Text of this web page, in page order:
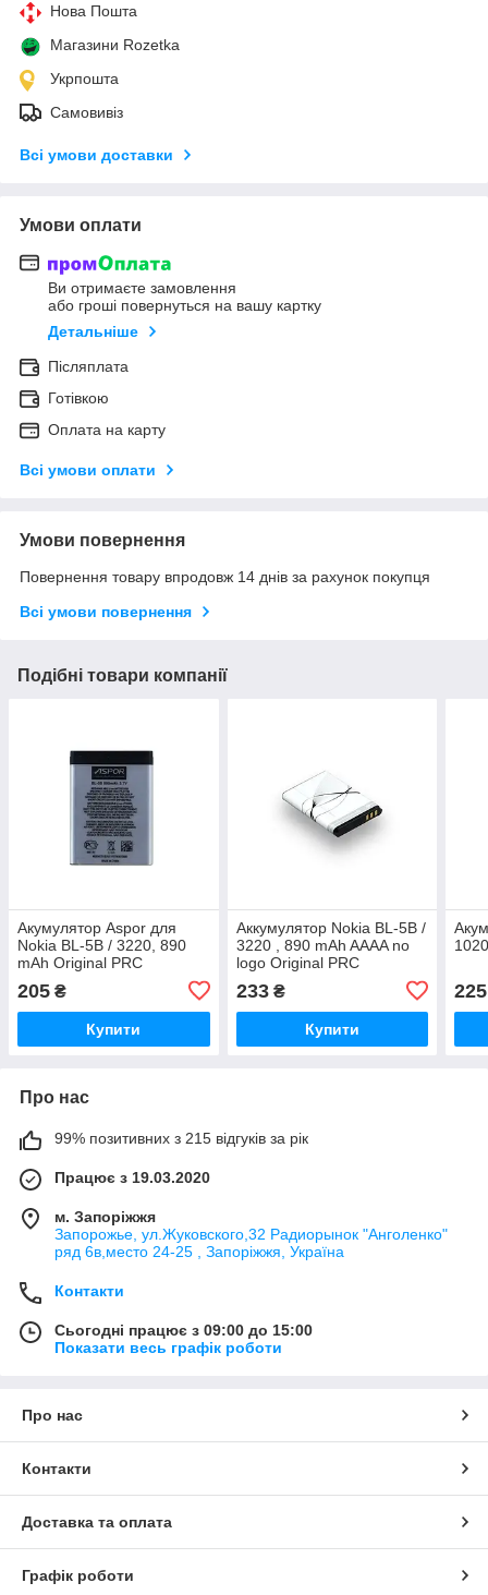
Нова Пошта
Магазини Rozetka
Укрпошта
Самовивіз
Всі умови доставки
Умови оплати
Ви отримаєте замовлення
або гроші повернуться на вашу картку
Детальніше
Післяплата
Готівкою
Оплата на карту
Всі умови оплати
Умови повернення
Повернення товару впродовж 14 днів за рахунок покупця
Всі умови повернення
Подібні товари компанії
Акумулятор Aspor для
Nokia BL-5B / 3220, 890
mAh Original PRC
205 ₴
Купити
Аккумулятор Nokia BL-5B /
3220 , 890 mAh AAAA no
logo Original PRC
233₴
Купити
225
Про нас
99% позитивних з 215 відгуків за рік
Працює з 19.03.2020
м. Запоріжжя
Запорожье, ул.Жуковского,32 Радиорынок "Анголенко"
ряд 6в,место 24-25 , Запоріжжя, Україна
Контакти
Сьогодні працює з 09:00 до 15:00
Показати весь графік роботи
Про нас
Контакти
Доставка та оплата
Графік роботи